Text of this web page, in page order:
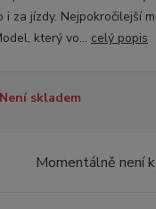
za jízdy. Nejpokročilejší
který vo... celý popis
Není skladem
Momentálně není